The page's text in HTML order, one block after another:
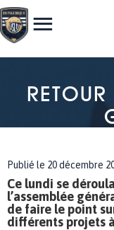
RETOUR
Publié le 20 décembre
Ce lundi se
l’assemblée
de faire le point
différents projets